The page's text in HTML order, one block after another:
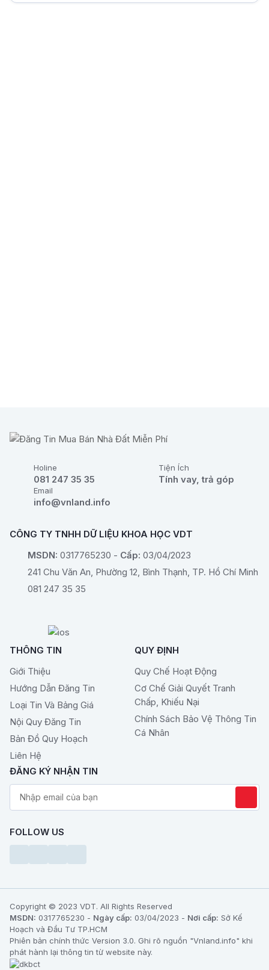
Holine
081 247 35 35
Tiện Ích
Tính vay, trả góp
Email
info@vnland.info
CÔNG TY TNHH DỮ LIỆU KHOA HỌC VDT
MSDN: 0317765230 - Cấp: 03/04/2023
241 Chu Văn An, Phường 12, Bình Thạnh, TP. Hồ Chí Minh
081 247 35 35
THÔNG TIN
Giới Thiệu
Hướng Dẫn Đăng Tin
Loại Tin Và Bảng Giá
Nội Quy Đăng Tin
Bản Đồ Quy Hoạch
Liên Hệ
QUY ĐỊNH
Quy Chế Hoạt Động
Cơ Chế Giải Quyết Tranh
Chấp, Khiếu Nại
Chính Sách Bảo Vệ Thông Tin
Cá Nhân
ĐĂNG KÝ NHẬN TIN
FOLLOW US
Copyright © 2023 VDT. All Rights Reserved
MSDN: 0317765230 - Ngày cấp: 03/04/2023 - Nơi cấp: Sở Kế
Hoạch và Đầu Tư TP.HCM
Phiên bản chính thức Version 3.0. Ghi rõ nguồn "Vnland.info" khi
phát hành lại thông tin từ website này.